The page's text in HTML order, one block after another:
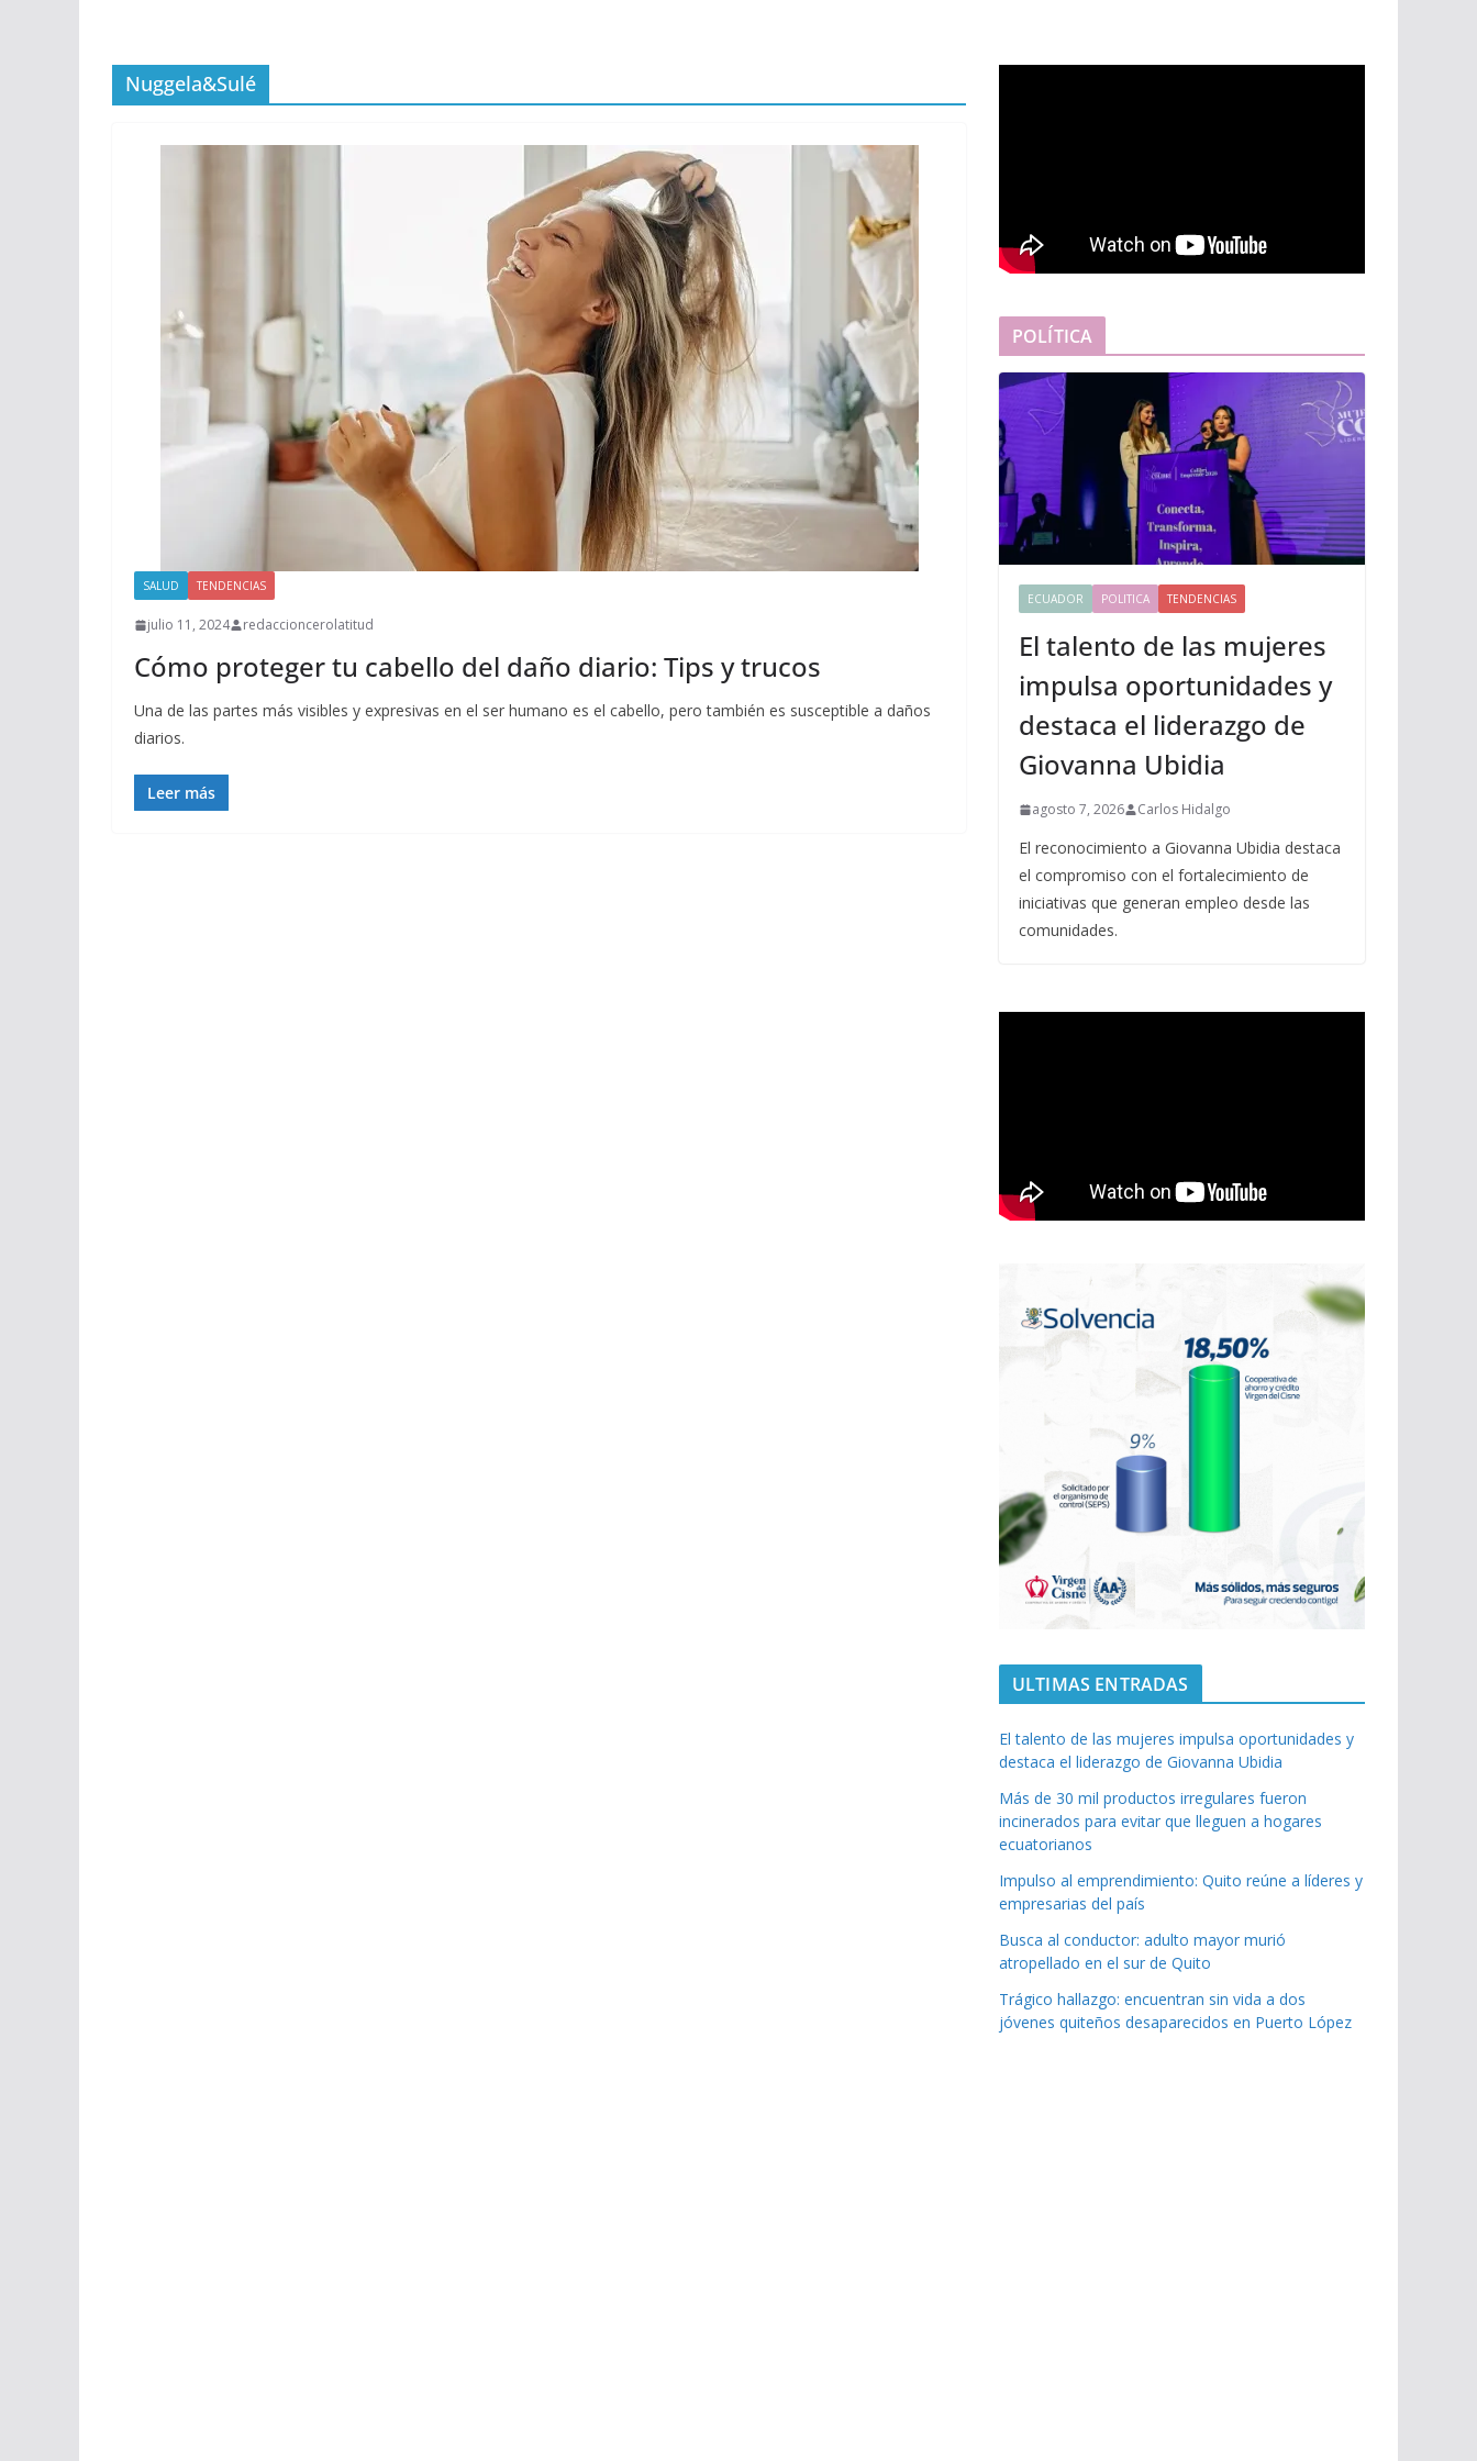
Nuggela&Sulé
SALUD TENDENCIAS
julio 11, 2024 redaccioncerolatitud
Cómo proteger tu cabello del daño diario: Tips y trucos
Una de las partes más visibles y expresivas en el ser humano es el cabello, pero también es susceptible a daños
diarios.
Leer más
POLÍTICA
ECUADOR POLITICA TENDENCIAS
El talento de las mujeres
impulsa oportunidades y
destaca el liderazgo de
Giovanna Ubidia
agosto 7, 2026 Carlos Hidalgo
El reconocimiento a Giovanna Ubidia destaca
el compromiso con el fortalecimiento de
iniciativas que generan empleo desde las
comunidades.
ULTIMAS ENTRADAS
El talento de las mujeres impulsa oportunidades y
destaca el liderazgo de Giovanna Ubidia
Más de 30 mil productos irregulares fueron
incinerados para evitar que lleguen a hogares
ecuatorianos
Impulso al emprendimiento: Quito reúne a líderes y
empresarias del país
Busca al conductor: adulto mayor murió
atropellado en el sur de Quito
Trágico hallazgo: encuentran sin vida a dos
jóvenes quiteños desaparecidos en Puerto López